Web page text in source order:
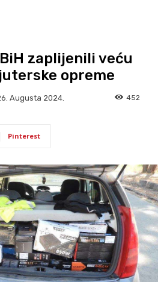
zaplijenili veću
opreme
Augusta 2024. 452
Pinterest